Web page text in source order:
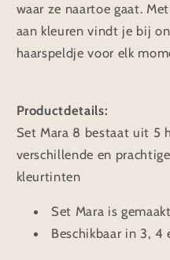
waar ze naartoe gaat.
aan kleuren vindt je bij
haarspeldje voor elk
Productdetails:
Set Mara 8 bestaat uit 5
verschillende en
kleurtinten
Set Mara is
Beschikbaar in 3, 4